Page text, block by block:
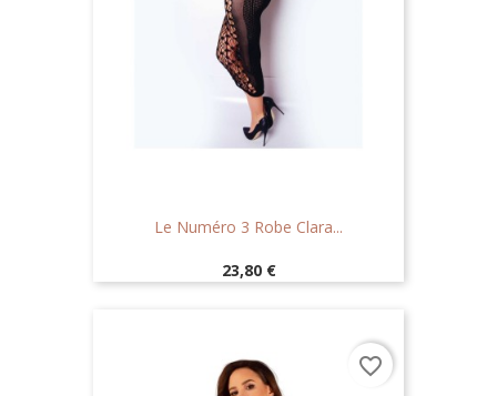
Le Numéro 3 Robe Clara...
Prix
23,80 €
favorite_border